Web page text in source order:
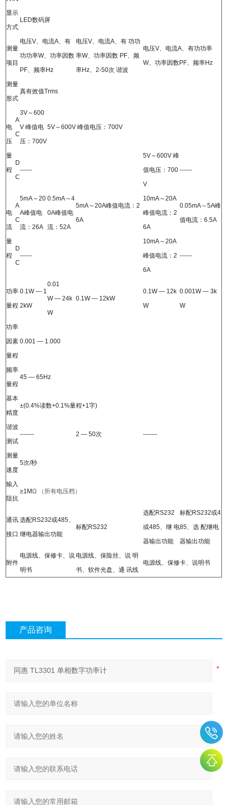
显示
方式
LED数码屏
测量
项目
电压V 、电流A 、有
功功率W、功率因数
PF 、频率Hz
电压V 、电流A 、有功功
率W、功率因数 PF 、频
率Hz 、2-50次谐波
电压V 、电流A 、有功功率
W、功率因数PF 、频率Hz
测量
形式
真有效值Trms
电
压
量
程
A
C
3V～600
V峰值电
压：700V
5V～600V峰值电压：700V
D
C
------
5V～600V峰
值电压：700
V
------
电
流
量
程
A
C
5mA～20
A峰值电
流：26A
0.5mA～4
0A峰值电
流：52A
5mA～20A峰值电流：2
6A
10mA～20A
峰值电流：2
6A
0.05mA～5A峰
值电流：6.5A
D
C
------
10mA～20A
峰值电流：2
6A
------
功率
量程
0.1W — 1
2kW
0.01
W — 24k
W
0.1W — 12kW
0.1W — 12k
W
0.001W — 3k
W
功率
因素
量程
0.001— 1.000
频率
量程
45—65Hz
基本
精度
±(0.4%读数+0.1%量程+1字)
谐波
测试
------- 2—50次 -------
测量
速度
5次/秒
输入
阻抗
≥1MΩ （所有电压档）
通讯
接口
选配RS232或485
继电器输出功能
标配RS232
选配RS232
或485 、继电
器输出功能
标配RS232或4
85 、选配继电
器输出功能
附件
电源线、保修卡、说
明书
电源线、保险丝、说 明
书、软件光盘、通讯线
电源线、保修卡、说明书
产品咨询